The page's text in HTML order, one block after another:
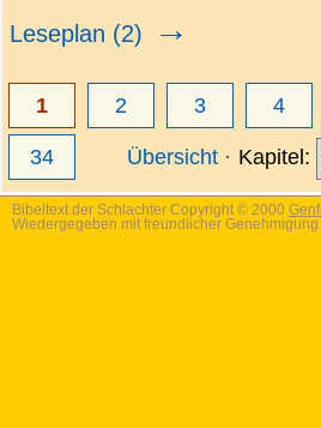
Leseplan (2)
→
1 2 3 4
34 Übersicht Kapitel:
Bibeltext der Schlachter Copyright © 2000
Wiedergegeben mit freundlicher